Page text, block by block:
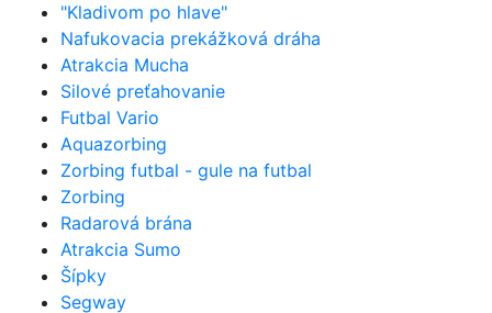
"Kladivom po hlave"
Nafukovacia prekážková dráha
Atrakcia Mucha
Silové preťahovanie
Futbal Vario
Aquazorbing
Zorbing futbal - gule na futbal
Zorbing
Radarová brána
Atrakcia Sumo
Šípky
Segway